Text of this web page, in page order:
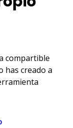
compartible
has creado a